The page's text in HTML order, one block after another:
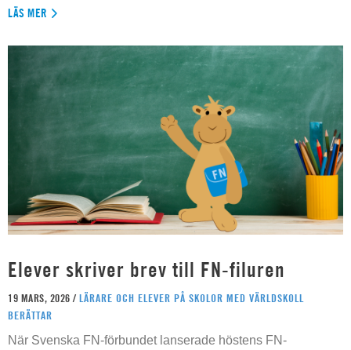
LÄS MER
Elever skriver brev till FN-filuren
19 MARS, 2026 / LÄRARE OCH ELEVER PÅ SKOLOR MED VÄRLDSKOLL
BERÄTTAR
När Svenska FN-förbundet lanserade höstens FN-